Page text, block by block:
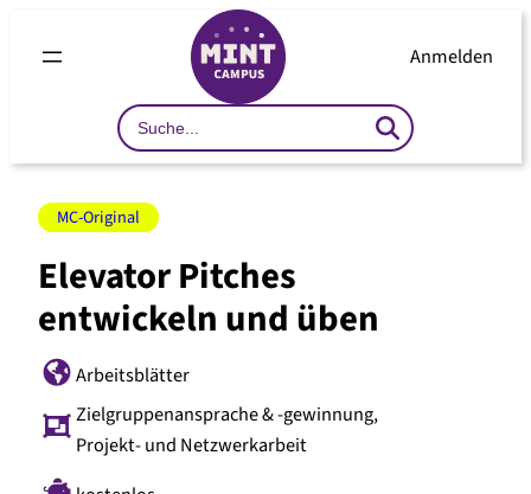
Anmelden
Search
…
MC-Original
Elevator Pitches
entwickeln und üben
Arbeitsblätter
Zielgruppenansprache & -gewinnung,
Projekt- und Netzwerkarbeit